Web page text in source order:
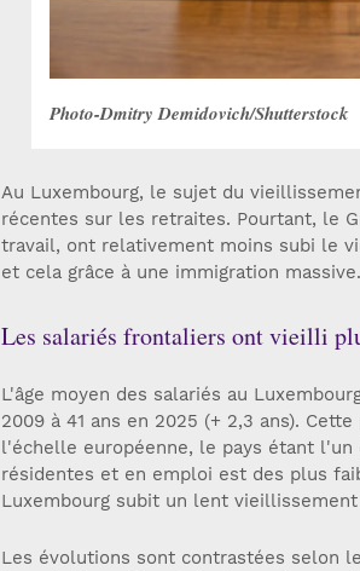
Photo-Dmitry Demidovich/Shutterstock
Au Luxembourg, le sujet du
récentes sur les retraites. Pourtant, le
travail, ont relativement moins subi le
et cela grâce à une immigration massive.
Les salariés frontaliers ont vieilli
L'âge moyen des salariés au
2009 à 41 ans en 2025 (+ 2,3 ans).
l'échelle européenne, le pays étant l'un
résidentes et en emploi est des plus
Luxembourg subit un lent
Les évolutions sont contrastées selon